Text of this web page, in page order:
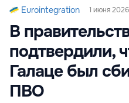
Eurointegration 1 июня
В
подтвердили,
Галаце был
ПВО